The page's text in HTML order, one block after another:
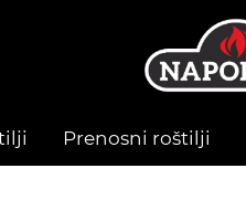
Prenosni roštilji